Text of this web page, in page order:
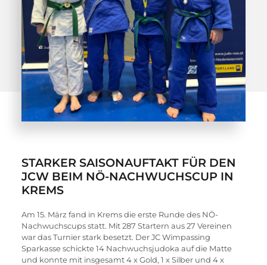
STARKER SAISONAUFTAKT FÜR DEN
JCW BEIM NÖ-NACHWUCHSCUP IN
KREMS
Am 15. März fand in Krems die erste Runde des NÖ-
Nachwuchscups statt. Mit 287 Startern aus 27 Vereinen
war das Turnier stark besetzt. Der JC Wimpassing
Sparkasse schickte 14 Nachwuchsjudoka auf die Matte
und konnte mit insgesamt 4 x Gold, 1 x Silber und 4 x